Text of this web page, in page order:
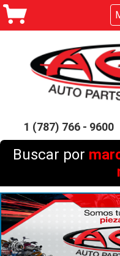
1 (787) 766 - 9600
Buscar por